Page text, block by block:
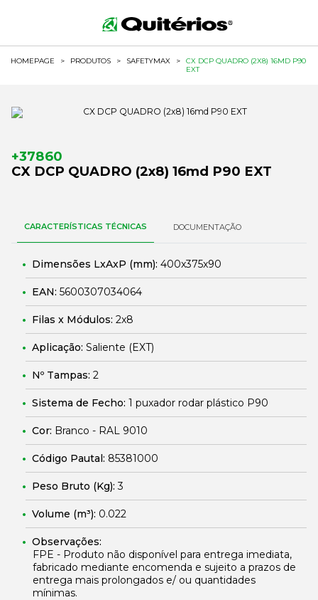
HOMEPAGE > PRODUTOS > SAFETYMAX >
CX DCP QUADRO (2X8) 16MD P90
EXT
+37860
CX DCP QUADRO (2x8) 16md P90 EXT
CARACTERÍSTICAS TÉCNICAS DOCUMENTAÇÃO
Dimensões LxAxP (mm): 400x375x90
EAN: 5600307034064
Filas x Módulos: 2x8
Aplicação: Saliente (EXT)
Nº Tampas: 2
Sistema de Fecho: 1 puxador rodar plástico P90
Cor: Branco - RAL 9010
Código Pautal: 85381000
Peso Bruto (Kg):3
Volume (m³): 0.022
Observações:
FPE - Produto não disponível para entrega imediata,
fabricado mediante encomenda e sujeito a prazos de
entrega mais prolongados e/ ou quantidades
mínimas.